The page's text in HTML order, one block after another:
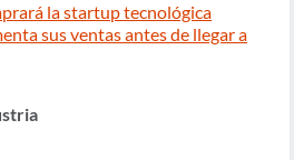
la startup tecnológica
sus ventas antes de llegar a